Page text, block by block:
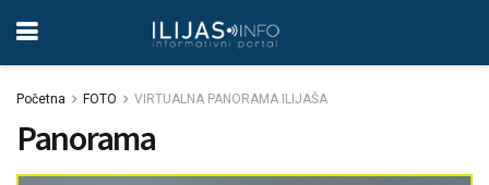
Početna FOTO VIRTUALNA PANORAMA ILIJAŠA
Panorama